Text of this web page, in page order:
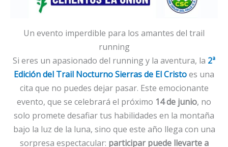
Un evento imperdible para los amantes del trail
running
Si eres un apasionado del running y la aventura, la 2ª
Edición del Trail Nocturno Sierras de El Cristoes una
cita que no puedes dejar pasar. Este emocionante
evento, que se celebrará el próximo 14 de junio, no
solo promete desafiar tus habilidades en la montaña
bajo la luz de la luna, sino que este año llega con una
sorpresa espectacular: participar puede llevarte a